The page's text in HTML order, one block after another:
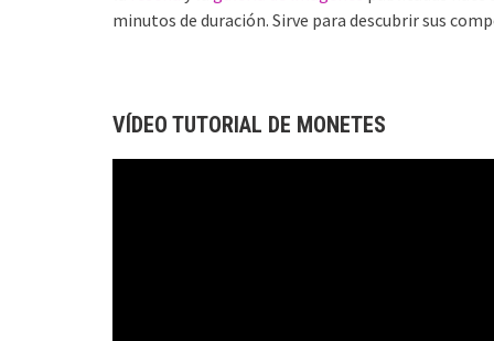
minutos de duración. Sirve para descubrir sus
VÍDEO TUTORIAL DE MONETES